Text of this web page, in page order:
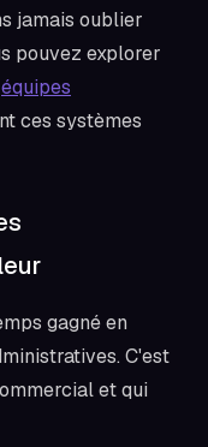
jamais oublier
pouvez explorer
équipes
ces systèmes
gagné en
C'est
et qui